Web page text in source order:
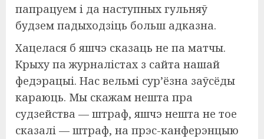
папрацуем і да наступных гульняў
будзем падыходзіць больш адказна.
Хацелася б яшчэ сказаць не па матчы.
Крыху па журналістах з сайта нашай
федэрацыі. Нас вельмі сур’ёзна заўсёды
караюць. Мы скажам нешта пра
судзейства — штраф, яшчэ нешта не тое
сказалі — штраф, на прэс-канферэнцыю